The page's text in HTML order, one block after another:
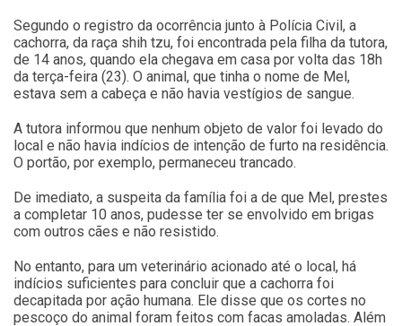
Segundo o registro da ocorrência junto à Polícia Civil, a
cachorra, da raça shih tzu, foi encontrada pela filha da tutora,
de 14 anos, quando ela chegava em casa por volta das 18h
da terça-feira (23). O animal, que tinha o nome de Mel,
estava sem a cabeça e não havia vestígios de sangue.
A tutora informou que nenhum objeto de valor foi levado do
local e não havia indícios de intenção de furto na residência.
O portão, por exemplo, permaneceu trancado.
De imediato, a suspeita da família foi a de que Mel, prestes
a completar 10 anos, pudesse ter se envolvido em brigas
com outros cães e não resistido.
No entanto, para um veterinário acionado até o local, há
indícios suficientes para concluir que a cachorra foi
decapitada por ação humana. Ele disse que os cortes no
pescoço do animal foram feitos com facas amoladas. Além